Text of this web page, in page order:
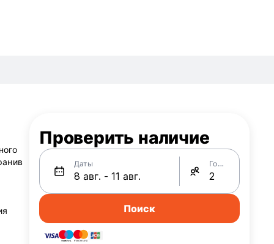
Проверить наличие
Даты Гости
Поиск